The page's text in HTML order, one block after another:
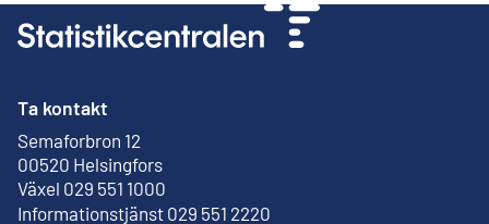
Ta kontakt
Semaforbron 12
00520 Helsingfors
Extern länk
Växel 029 551 1000
Informationstjänst 029 551 2220